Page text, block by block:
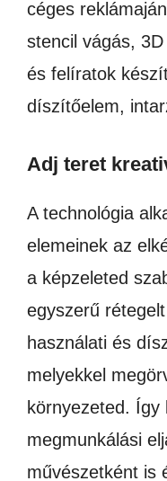
céges
stencil vágás,
és felíratok
díszítőelem,
Adj teret
A technológia
elemeinek az
a képzeleted
egyszerű
használati és
melyekkel
környezeted.
megmunkálási
művészetként is